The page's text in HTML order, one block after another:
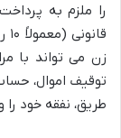
را ملزم به
زن می تواند با
توقیف اموال،
طریق، نفقه خود